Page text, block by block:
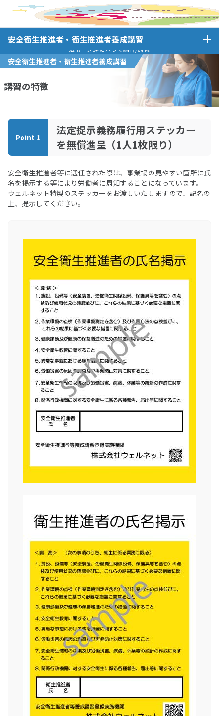
ホーム 安全衛生推進者・衛生推進者養成講習
安全衛生推進者・衛生推進者養成講習
法令・通達に基づく講習/研修
安全衛生推進者・衛生推進者養成講習
講習の特徴
Point 1
法定提示義務履行用ステッカー
を無償進呈（1人1枚限り）
安全衛生推進者等に選任された際は、事業場の見やすい箇所に氏
名を掲示する等により労働者に周知することになっています。
ウェルネット特製のステッカーをお渡しいたしますので、記名の
上、提示してください。